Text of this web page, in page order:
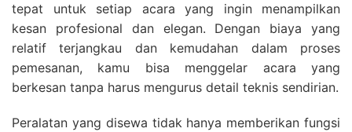
tepat untuk setiap acara yang ingin menampilkan
kesan profesional dan elegan. Dengan biaya yang
relatif terjangkau dan kemudahan dalam proses
pemesanan, kamu bisa menggelar acara yang
berkesan tanpa harus mengurus detail teknis sendirian.
Peralatan yang disewa tidak hanya memberikan fungsi